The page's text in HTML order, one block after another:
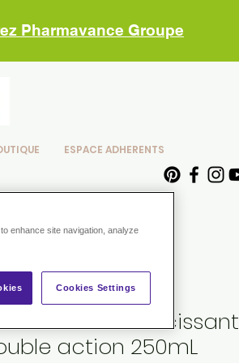
Pharmavance Groupe
ESPACE ADHERENTS
– Gel amincissant
action 250mL
enhance site navigation, analyze
Cookies Settings